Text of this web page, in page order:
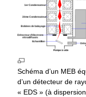
Schéma d’un MEB
d’un détecteur de
« EDS » (à dispersion